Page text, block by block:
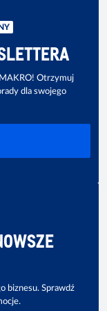
Otrzymuj
dla swojego
biznesu. Sprawdź